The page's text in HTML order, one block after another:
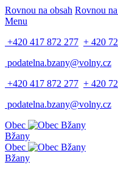
Rovnou na obsah Rovnou
Menu
+420 417 872 277 + 420
podatelna.bzany@volny.cz
+420 417 872 277 + 420
podatelna.bzany@volny.cz
Obec
Bžany
Obec
Bžany